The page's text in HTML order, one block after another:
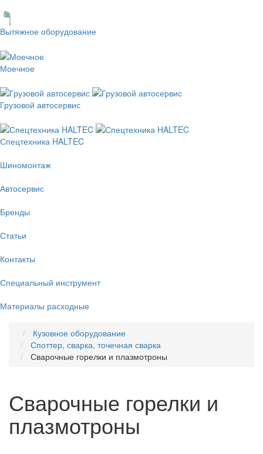
Вытяжное оборудование
Моечное
Грузовой автосервис
Спецтехника HALTEC
Шиномонтаж
Автосервис
Бренды
Статьи
Контакты
Специальный инструмент
Материалы расходные
Кузовное оборудование
Споттер, сварка, точечная сварка
Сварочные горелки и плазмотроны
Сварочные горелки и
плазмотроны